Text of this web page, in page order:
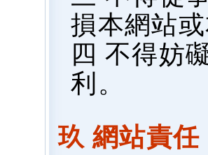
損本網站
四 不得妨
利。
玖 網站責任